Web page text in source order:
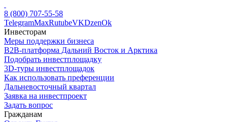
8 (800) 707-55-58
TelegramMaxRutubeVKDzenOk
Инвесторам
Меры поддержки бизнеса
B2B-платформа Дальний Восток и Арктика
Подобрать инвестплощадку
3D-туры инвестплощадок
Как использовать преференции
Дальневосточный квартал
Заявка на инвестпроект
Задать вопрос
Гражданам